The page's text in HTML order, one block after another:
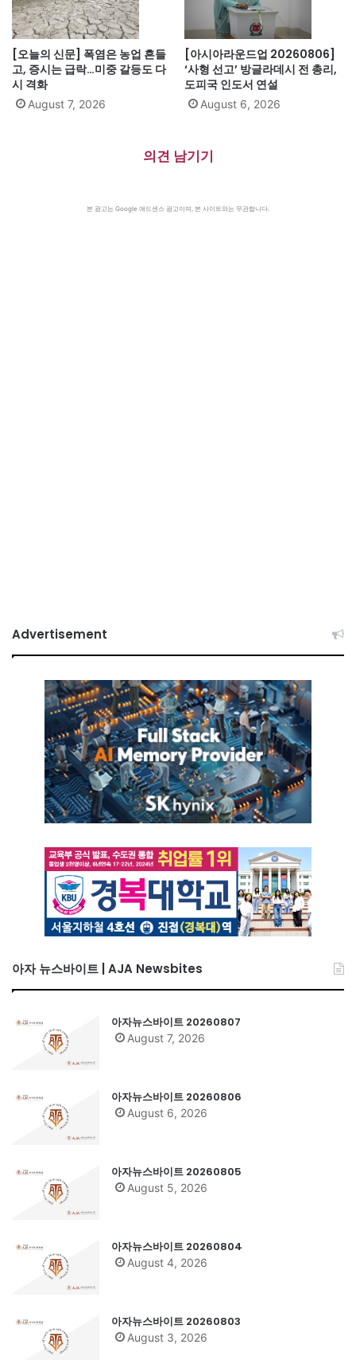
[오늘의 신문] 폭염은 농업 흔들
고, 증시는 급락…미중 갈등도 다
시 격화
August 7, 2026
[아시아라운드업 20260806]
‘사형 선고’ 방글라데시 전 총리,
도피국 인도서 연설
August 6, 2026
의견 남기기
본 광고는 Google 애드센스 광고이며, 본 사이트와는 무관합니다.
Advertisement
아자 뉴스바이트 | AJA Newsbites
아자뉴스바이트 20260807
August 7, 2026
아자뉴스바이트 20260806
August 6, 2026
아자뉴스바이트 20260805
August 5, 2026
아자뉴스바이트 20260804
August 4, 2026
아자뉴스바이트 20260803
August 3, 2026